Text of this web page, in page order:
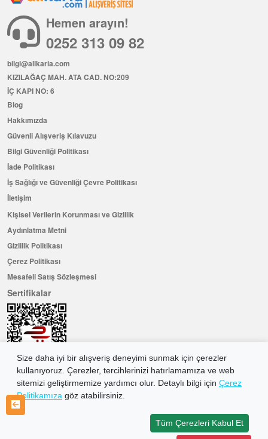
Size daha iyi bir alışveriş deneyimi sunmak için çerezler
kullanıyoruz. Çerezler, tercihlerinizi hatırlamamıza ve web
sitemizi geliştirmemize yardımcı olur. Detaylı bilgi için Çerez
Politikamıza göz atabilirsiniz.
Tüm Çerezleri Kabul Et
Hemen arayın!
0252 313 09 82
bilgi@allkaria.com
KIZILAĞAÇ MAH. ATA CAD. NO:209
İÇ KAPI NO: 6
Blog
Hakkımızda
Güvenli Alışveriş Kılavuzu
Bilgi Güvenliği Politikası
İade Politikası
İş Sağlığı ve Güvenliği Çevre Politikası
İletişim
Kişisel Verilerin Korunması ve Gizlilik
Aydınlatma Metni
Gizlilik Politikası
Çerez Politikası
Mesafeli Satış Sözleşmesi
Sertifikalar
Hemen Üye Olun ...ve 100 ₺ değerinde indirim kuponu kazanın